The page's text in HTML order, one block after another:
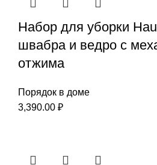
Набор для уборки
швабра и ведро с
отжима
Порядок в доме
3,390.00 ₽